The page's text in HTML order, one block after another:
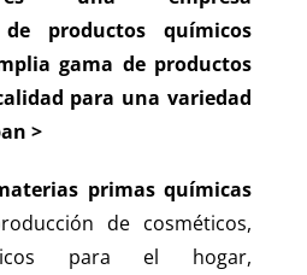
de productos químicos
gama de productos
para una variedad
>
primas químicas
de cosméticos,
para el hogar,